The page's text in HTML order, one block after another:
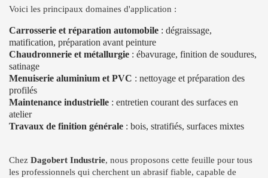
Voici les principaux domaines d'application :
Carrosserie et réparation automobile : dégraissage,
matification, préparation avant peinture
Chaudronnerie et métallurgie : ébavurage, finition de soudures,
satinage
Menuiserie aluminium et PVC : nettoyage et préparation des
profilés
Maintenance industrielle : entretien courant des surfaces en
atelier
Travaux de finition générale : bois, stratifiés, surfaces mixtes
Chez Dagobert Industrie, nous proposons cette feuille pour tous
les professionnels qui cherchent un abrasif fiable, capable de